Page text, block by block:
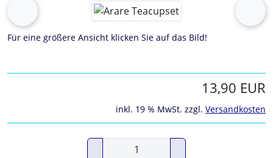
Wenn mehr als ein Produktbild exitiert, können Sie die
zurück vor
Für eine größere Ansicht klicken Sie auf das Bild!
13,90 EUR
inkl. 19 % MwSt. zzgl. Versandkosten